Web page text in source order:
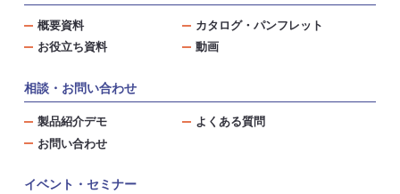
概要資料
カタログ・パンフレット
お役立ち資料
動画
相談・お問い合わせ
製品紹介デモ
よくある質問
お問い合わせ
イベント・セミナー